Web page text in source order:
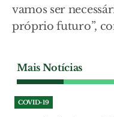
vamos ser
próprio futuro”,
Mais Notícias
COVID-19